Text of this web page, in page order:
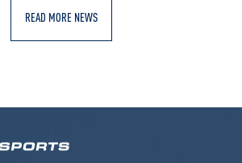
READ MORE NEWS